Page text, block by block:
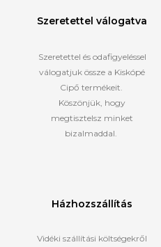
Szeretettel válogatva
Szeretettel és odafigyeléssel
válogatjuk össze a Kiskópé
Cipő termékeit.
Köszönjük, hogy
megtisztelsz minket
bizalmaddal.
Házhozszállítás
Vidéki szállítási költségekről